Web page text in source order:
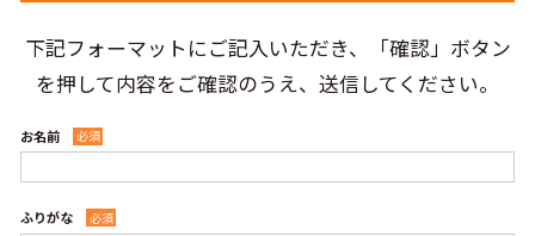
下記フォーマットにご記入いただき、「確認」ボタン
を押して内容をご確認のうえ、送信してください。
お名前 必須
ふりがな 必須